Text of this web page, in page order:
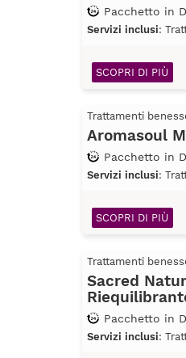
Pacchetto in
Servizi inclusi:
SCOPRI DI PIÙ
Trattamenti
Aromasoul
Pacchetto in
Servizi inclusi:
SCOPRI DI PIÙ
Trattamenti
Sacred
Pacchetto in
Servizi inclusi: